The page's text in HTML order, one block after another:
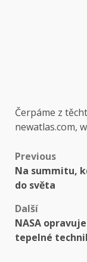
Čerpáme z
newatlas.com,
Post
Previous
Na summitu,
do světa
Další
NASA
tepelné